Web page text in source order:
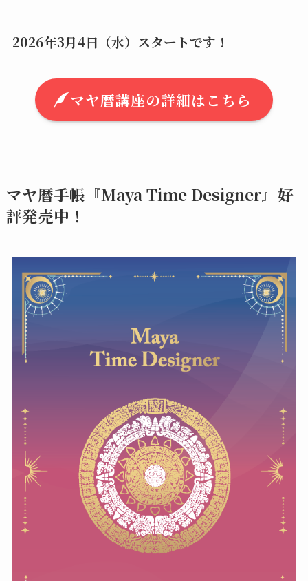
2026年3月4日（水）スタートです！
マヤ暦講座の詳細はこちら
マヤ暦手帳『Maya Time Designer』好
評発売中！